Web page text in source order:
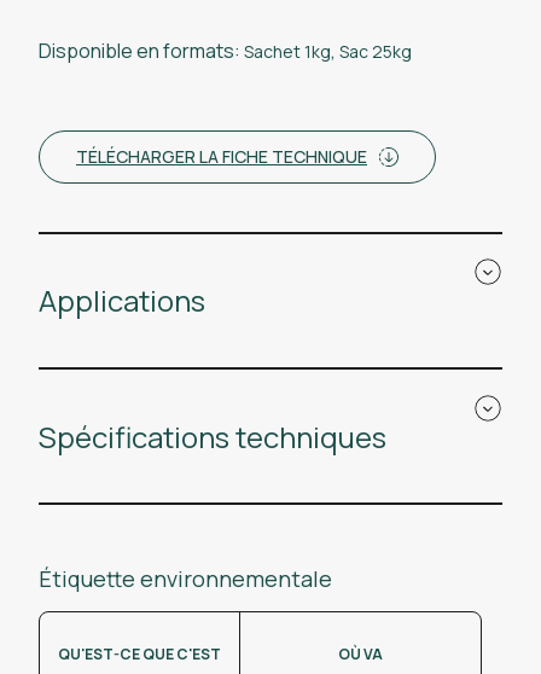
Disponible en formats: Sachet 1kg, Sac 25kg
TÉLÉCHARGER LA FICHE TECHNIQUE
Applications
Spécifications techniques
Étiquette environnementale
QU'EST-CE QUE C'EST OÙ VA